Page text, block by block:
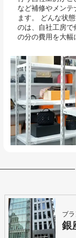
など補修やメン
ます。 どんな状
のは、自社工房で
の分の費用を大幅
ブ
銀